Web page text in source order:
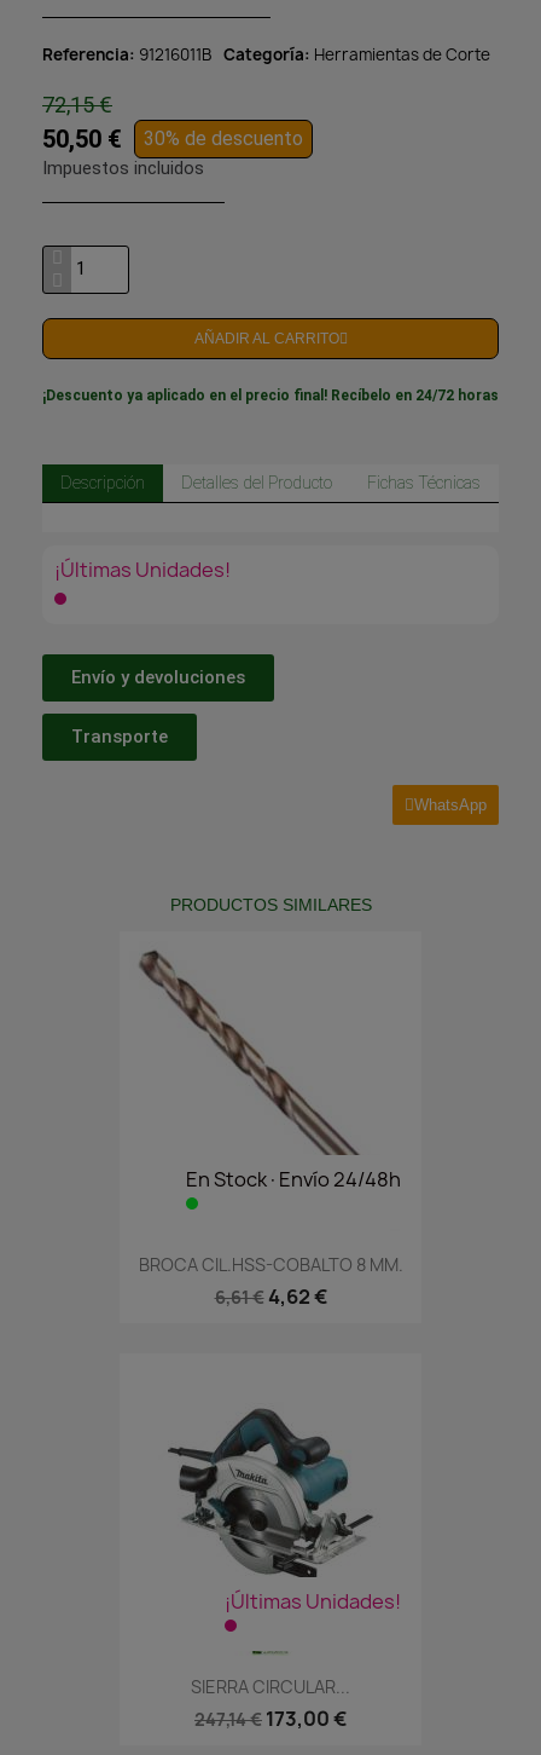
Referencia 91216011B Categoría Herramientas de Corte
72,15 €
50,50 € 30% de descuento
Impuestos incluidos
AÑADIR AL CARRITO
¡Descuento ya aplicado en el precio final! Recíbelo en 24/72 horas
Descripción Detalles del Producto Fichas Técnicas
¡Últimas Unidades!
Envío y devoluciones
Transporte
WhatsApp
PRODUCTOS SIMILARES
En Stock·Envío 24/48h
BROCA CIL.HSS-COBALTO 8 MM.
6,61 € 4,62 €
¡Últimas Unidades!
SIERRA CIRCULAR...
247,14 € 173,00 €